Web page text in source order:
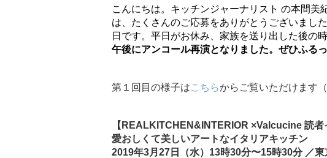
こんにちは。キッチンジャーナリスト の本間美
は、たくさんのご応募をありがとうございまし
日です。平日がお休み、家族を送り出した後の
午後にアンコール再演となりました。ぜひふる
第１回目の様子はこちらからご覧いただけます
【REALKITCHEN&INTERIOR ×Valcucine 読者
愛おしくて美しいアートなイタリアキッチン
2019年3月27日（水）13時30分〜15時30分 ／